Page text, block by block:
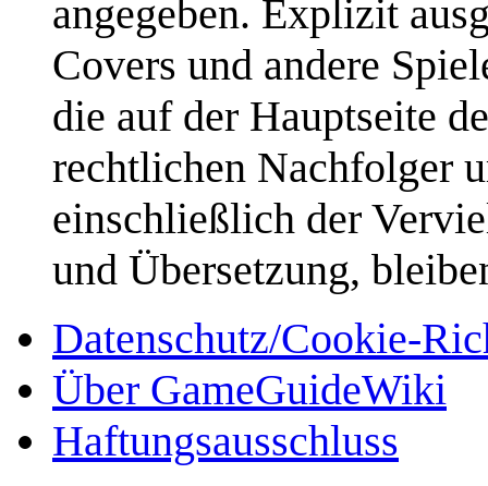
angegeben. Explizit
Covers und andere
die auf der Hauptseite
rechtlichen Nachfolger
einschließlich der
und Übersetzung,
Datenschutz/Cookie-
Über GameGuideWiki
Haftungsausschluss